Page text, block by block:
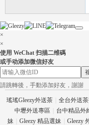
×
×
使用 WeChat 扫描二维碼
或手动添加微信好友
請跳轉後，手動添加好友，謝謝
瑤瑤Gleezy外送茶 全台外送
中壢外送專區
台中精品外
妹
Gleezy 精品選妹 Gleezy